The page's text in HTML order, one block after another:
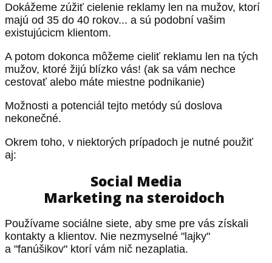
Dokážeme zúžiť cielenie reklamy len na mužov, ktorí
majú od 35 do 40 rokov... a sú podobní vašim
existujúcicm klientom.
A potom dokonca môžeme cieliť reklamu len na tých
mužov, ktoré žijú blízko vás! (ak sa vám nechce
cestovať alebo máte miestne podnikanie)
Možnosti a potenciál tejto metódy sú doslova
nekonečné.
Okrem toho, v niektorých prípadoch je nutné použiť
aj:
Social Media
Marketing na steroidoch
Používame sociálne siete, aby sme pre vás získali
kontakty a klientov. Nie nezmyselné "lajky"
a "fanúšikov" ktorí vám nič nezaplatia.